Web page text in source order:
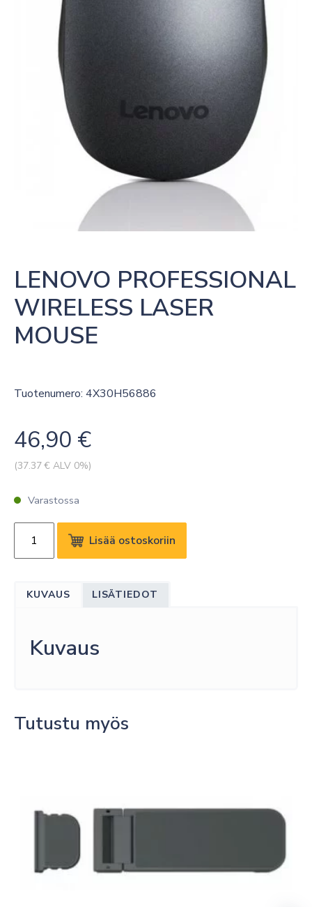
LENOVO PROFESSIONAL
WIRELESS LASER
MOUSE
Tuotenumero: 4X30H56886
46,90 €
(37.37€ ALV 0%)
Varastossa
PROFESSIONAL
Lisää ostoskoriin
KUVAUS LISÄTIEDOT
Kuvaus
Tutustu myös